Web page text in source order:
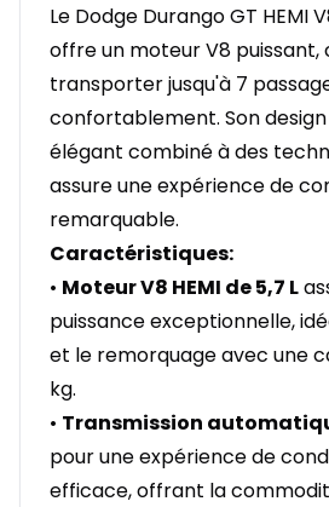
Le Dodge Durango GT HEMI
offre un moteur V8 puissant,
transporter jusqu'à 7
confortablement. Son
élégant combiné à des
assure une expérience de
remarquable.
Caractéristiques:
• Moteur V8 HEMI de 5,7 L
puissance exceptionnelle,
et le remorquage avec une
kg.
• Transmission
pour une expérience de
efficace, offrant la